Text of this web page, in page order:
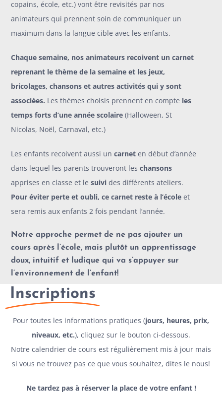
copains, école, etc.) vont être revisités par nos
animateurs qui prennent soin de communiquer un
maximum dans la langue cible avec les enfants.
Chaque semaine, nos animateurs recoivent un carnet
reprenant le thème de la semaine et les jeux,
bricolages, chansons et autres activités qui y sont
associées. Les thèmes choisis prennent en compte les
temps forts d’une année scolaire (Halloween, St
Nicolas, Noël, Carnaval, etc.)
Les enfants recoivent aussi uncarnet en début d’année
dans lequel les parents trouveront leschansons
apprises en classe et lesuivides différents ateliers.
Pour éviter perte et oubli, ce carnet reste à l’école et
sera remis aux enfants 2 fois pendant l’année.
Notre approche permet de ne pas ajouter un
cours après l’école, mais plutôt un apprentissage
doux, intuitif et ludique qui va s’appuyer sur
l’environnement de l’enfant!
Inscriptions
Pour toutes les informations pratiques (jours, heures, prix,
niveaux, etc.), cliquez sur le bouton ci-dessous.
Notre calendrier de cours est régulièrement mis à jour mais
si vous ne trouvez pas ce que vous souhaitez, dites le nous!
Ne tardez pas à réserver la place de votre enfant !